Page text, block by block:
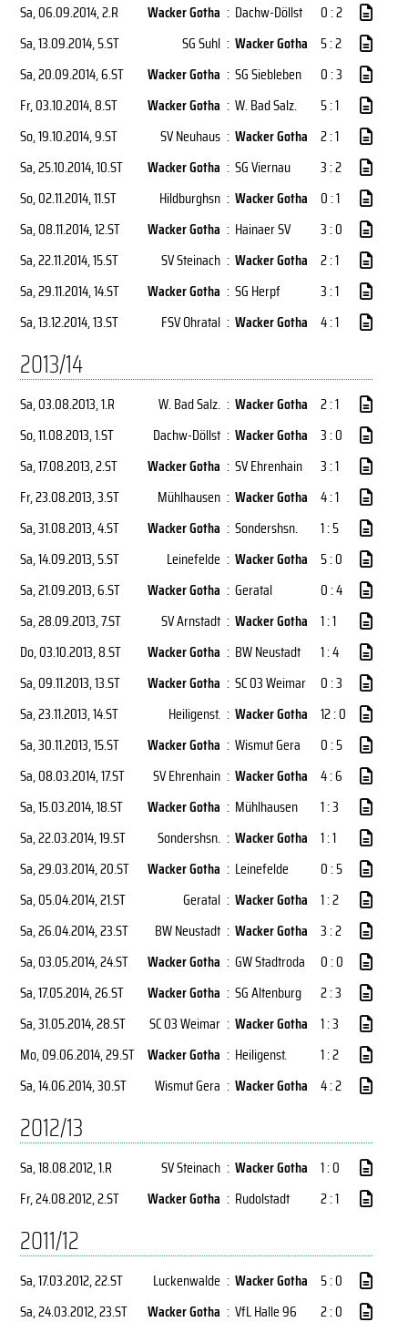
Sa, 06.09.2014, 2.R Wacker Gotha : Dachw-Döllst
0 : 2
Sa, 13.09.2014, 5.ST SG Suhl : Wacker Gotha 5 : 2
Sa, 20.09.2014, 6.ST Wacker Gotha : SG Siebleben
0 : 3
Fr, 03.10.2014, 8.ST Wacker Gotha : W. Bad Salz.
5 : 1
So, 19.10.2014, 9.ST SV Neuhaus : Wacker Gotha 2 : 1
Sa, 25.10.2014, 10.ST Wacker Gotha : SG Viernau
3 : 2
So, 02.11.2014, 11.ST Hildburghsn : Wacker Gotha 0 : 1
Sa, 08.11.2014, 12.ST Wacker Gotha : Hainaer SV
3 : 0
Sa, 22.11.2014, 15.ST SV Steinach : Wacker Gotha 2 : 1
Sa, 29.11.2014, 14.ST Wacker Gotha : SG Herpf
3 : 1
Sa, 13.12.2014, 13.ST FSV Ohratal : Wacker Gotha 4 : 1
2013/14
Sa, 03.08.2013, 1.R W. Bad Salz. : Wacker Gotha 2 : 1
So, 11.08.2013, 1.ST Dachw-Döllst : Wacker Gotha 3 : 0
Sa, 17.08.2013, 2.ST Wacker Gotha : SV Ehrenhain
3 : 1
Fr, 23.08.2013, 3.ST Mühlhausen : Wacker Gotha 4 : 1
Sa, 31.08.2013, 4.ST Wacker Gotha : Sondershsn.
1 : 5
Sa, 14.09.2013, 5.ST Leinefelde : Wacker Gotha 5 : 0
Sa, 21.09.2013, 6.ST Wacker Gotha : Geratal
0 : 4
Sa, 28.09.2013, 7.ST SV Arnstadt : Wacker Gotha 1 : 1
Do, 03.10.2013, 8.ST Wacker Gotha : BW Neustadt
1 : 4
Sa, 09.11.2013, 13.ST Wacker Gotha : SC 03 Weimar
0 : 3
Sa, 23.11.2013, 14.ST Heiligenst. : Wacker Gotha 12 : 0
Sa, 30.11.2013, 15.ST Wacker Gotha : Wismut Gera
0 : 5
Sa, 08.03.2014, 17.ST SV Ehrenhain : Wacker Gotha 4 : 6
Sa, 15.03.2014, 18.ST Wacker Gotha : Mühlhausen
1 : 3
Sa, 22.03.2014, 19.ST Sondershsn. : Wacker Gotha 1 : 1
Sa, 29.03.2014, 20.ST Wacker Gotha : Leinefelde
0 : 5
Sa, 05.04.2014, 21.ST Geratal : Wacker Gotha 1 : 2
Sa, 26.04.2014, 23.ST BW Neustadt : Wacker Gotha 3 : 2
Sa, 03.05.2014, 24.ST Wacker Gotha : GW Stadtroda
0 : 0
Sa, 17.05.2014, 26.ST Wacker Gotha : SG Altenburg
2 : 3
Sa, 31.05.2014, 28.ST SC 03 Weimar : Wacker Gotha 1 : 3
Mo, 09.06.2014, 29.ST Wacker Gotha : Heiligenst.
1 : 2
Sa, 14.06.2014, 30.ST Wismut Gera : Wacker Gotha 4 : 2
2012/13
Sa, 18.08.2012, 1.R SV Steinach : Wacker Gotha 1 : 0
Fr, 24.08.2012, 2.ST Wacker Gotha : Rudolstadt 2 : 1
2011/12
Sa, 17.03.2012, 22.ST Luckenwalde : Wacker Gotha 5 : 0
Sa, 24.03.2012, 23.ST Wacker Gotha : VfL Halle 96 2 : 0